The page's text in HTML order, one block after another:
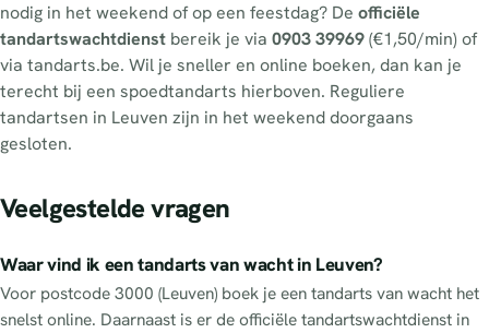
nodig in het weekend of op een feestdag? De officiële
tandartswachtdienst bereik je via 0903 39969(€1,50/min) of
via tandarts.be. Wil je sneller en online boeken, dan kan je
terecht bij een spoedtandarts hierboven. Reguliere
tandartsen in Leuven zijn in het weekend doorgaans
gesloten.
Veelgestelde vragen
Waar vind ik een tandarts van wacht in Leuven?
Voor postcode 3000 (Leuven) boek je een tandarts van wacht het
snelst online. Daarnaast is er de officiële tandartswachtdienst in